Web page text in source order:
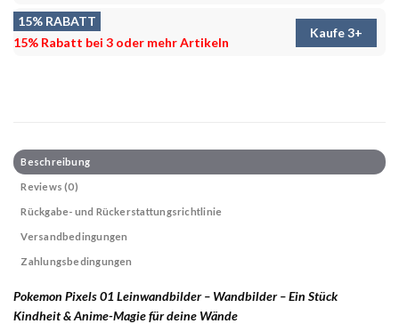
15% RABATT
15% Rabatt bei 3 oder mehr Artikeln
Kaufe 3+
Beschreibung
Reviews (0)
Rückgabe- und Rückerstattungsrichtlinie
Versandbedingungen
Zahlungsbedingungen
Pokemon Pixels 01 Leinwandbilder – Wandbilder – Ein Stück
Kindheit & Anime-Magie für deine Wände